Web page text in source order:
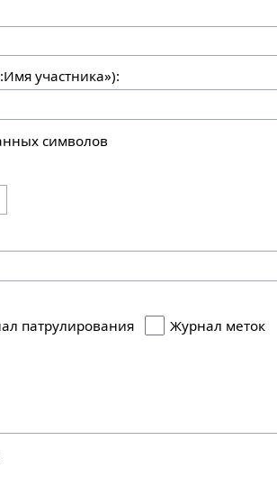
участника»):
символов
патрулирования
Журнал меток